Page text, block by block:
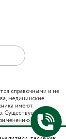
справочными и не
медицинские
имеют
Существует
и
в рамках